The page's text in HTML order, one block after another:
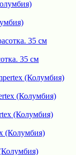
35 см
(Колумбия)
(Колумбия)